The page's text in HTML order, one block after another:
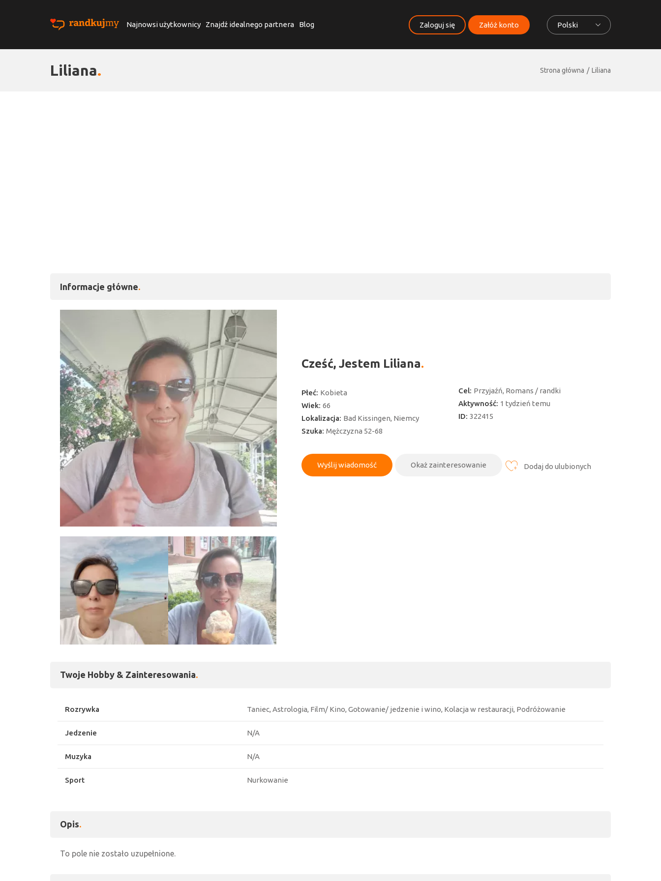
Najnowsi użytkownicy Znajdź idealnego partnera Blog Zaloguj się Załóż konto Polski
Liliana Strona główna Liliana
Informacje główne
Kliknij, aby powiększyć
3 zdjęć
Cześć, Jestem Liliana
Płeć: Kobieta
Wiek: 66
Lokalizacja:
Bad Kissingen, Niemcy
Szuka:
Mężczyzna 52-68
Cel:
Przyjaźń, Romans / randki
Aktywność: 1 tydzień temu
ID:322415
Wyślij wiadomość Okaż zainteresowanie Dodaj do ulubionych
Twoje Hobby & Zainteresowania
Rozrywka Taniec, Astrologia, Film/ Kino, Gotowanie/ jedzenie i wino, Kolacja w restauracji, Podróżowanie
Jedzenie N/A
Muzyka N/A
Sport Nurkowanie
Opis
To pole nie zostało uzupełnione.